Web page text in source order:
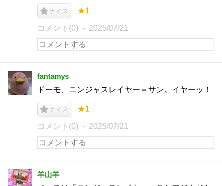
ナイス ★1
コメント(0) 2025/07/21
fantamys
ドーモ、ニンジャスレイヤー＝サン。イヤーッ！
ナイス ★1
コメント(0) 2025/07/21
羊山羊